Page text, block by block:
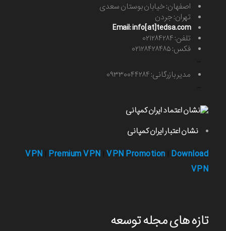
اصفهان: خیابان بوستان سعدی
تهران: جردن
Email: info[at]tedsa.com
تلفن: ۰۲۱۲۸۴۲۸۴
فکس: ۰۲۱۲۸۴۲۸۴۸۵
مدیر بازرگانی: ۰۹۳۳۰۰۴۴۲۸۴
نشان اعتبار ایران کمپانی
VPN Premium VPN VPN Promotion Download
VPN
تازه های مجله توسعه